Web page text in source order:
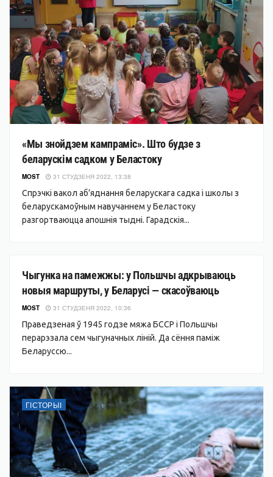
«Мы знойдзем кампраміс». Што будзе з
беларускім садком у Беластоку
MOST 31 СТУДЗЕНЯ 2022, 13:38
Спрэчкі вакол аб’яднання беларускага садка і школы з
беларускамоўным навучаннем у Беластоку
разгортваюцца апошнія тыдні. Гарадскія...
ГІСТОРЫІ
Чыгунка на памежжы: у Польшчы адкрываюць
новыя маршруты, у Беларусі — скасоўваюць
MOST 31 СТУДЗЕНЯ 2022, 10:36
Праведзеная ў 1945 годзе мяжа БССР і Польшчы
перарэзала сем чыгуначных ліній. Да сёння паміж
Беларуссю...
ГІСТОРЫІ